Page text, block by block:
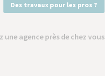
Des travaux pour les pros ?
une agence près de chez vous